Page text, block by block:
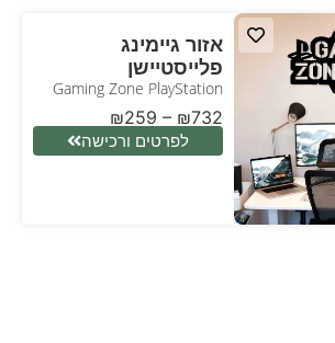
אזור גיימינג
פלייסטיישן
Gaming Zone PlayStation
₪259 – ₪732
לפרטים ורכישה